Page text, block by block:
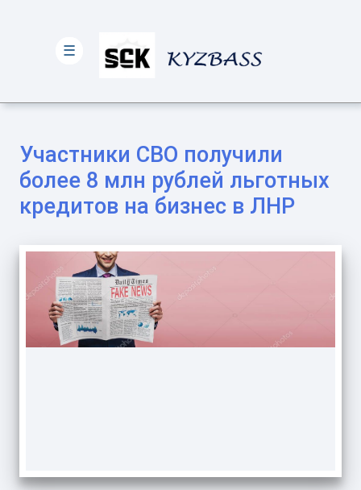
Участники СВО получили
более 8 млн рублей льготных
кредитов на бизнес в ЛНР
☰